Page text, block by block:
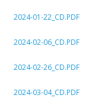
2024-01-22_CD.PDF
2024-02-06_CD.PDF
2024-02-26_CD.PDF
2024-03-04_CD.PDF